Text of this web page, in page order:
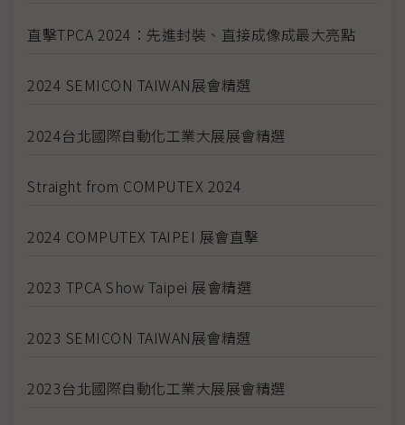
直擊TPCA 2024：先進封裝、直接成像成最大亮點
2024 SEMICON TAIWAN展會精選
2024台北國際自動化工業大展展會精選
Straight from COMPUTEX 2024
2024 COMPUTEX TAIPEI 展會直擊
2023 TPCA Show Taipei 展會精選
2023 SEMICON TAIWAN展會精選
2023台北國際自動化工業大展展會精選